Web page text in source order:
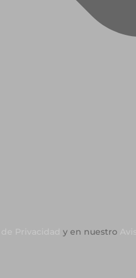
y en nuestro